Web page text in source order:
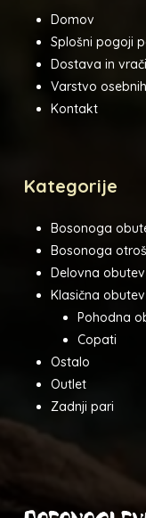
Domov
Splošni pogoji
Dostava in
Varstvo
Kontakt
Kategorije
Bosonoga
Bosonoga
Delovna obutev
Klasična obutev
Pohodna
Copati
Ostalo
Outlet
Zadnji pari